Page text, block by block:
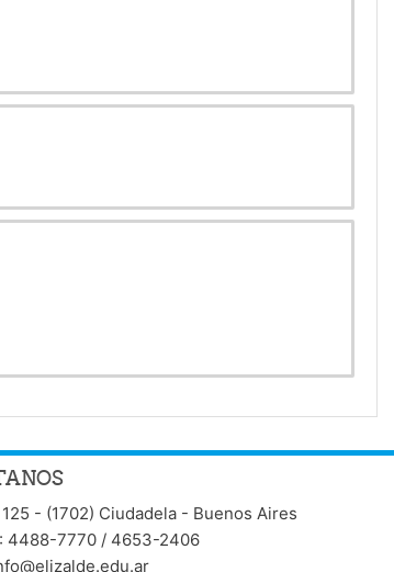
- (1702) Ciudadela - Buenos Aires
4488-7770 / 4653-2406